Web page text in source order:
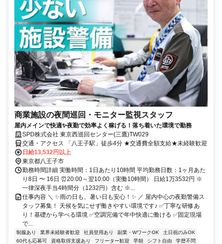
商業施設の夜間巡回・モニター監視スタッフ
屋内メインで快適✨夜勤で効率よく稼げる！落ち着いた環境で勤務
SPD株式会社 東京西巡回センター(三鷹)TW029
交通・アクセス 「八王子駅」徒歩4分 ★交通費全額支給★未経験歓迎
日給13,532円以上
東京都八王子市
勤務時間詳細 実働時間：1日あたり10時間 平均勤務日数：1ヶ月あた
り8日 〜 16日 ⏰20:00～翌10:00（実働10時間） 日給1万3532円 ※
一律深夜手当4時間分（1232円）含む ※...
仕事内容 ＼ ✨雨の日も、暑い日も安心！✨ ／ 屋内中心の夜勤警備ス
タッフ募集！ 天候を気にせず働きやすい環境です♪ ✅丁寧な研修あ
り！基礎から学べる環境 ✅空調完備で年中快適に働ける ✅固定現場
で...
制服あり 業界未経験者歓迎 社員登用あり 副業・WワークOK
土日祝のみOK
60代も応募可
資格取得支援あり フリーター歓迎 早朝 シフト自由
学歴不問